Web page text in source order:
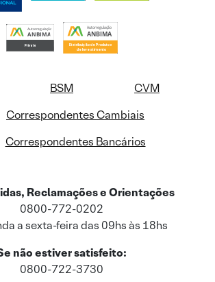
BSM
CVM
Correspondentes Cambiais
Correspondentes Bancários
Reclamações e Orientações
0800-772-0202
a sexta-feira das 09hs às 18hs
não estiver satisfeito:
0800-722-3730